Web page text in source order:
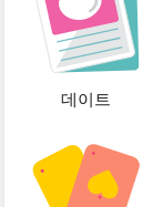
데이트